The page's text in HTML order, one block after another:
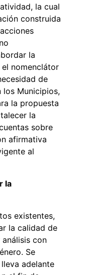
la cual
construida
la
nomenclátor
de
Municipios,
la propuesta
la
sobre
afirmativa
al
la
existentes,
la calidad de
con
Se
adelante